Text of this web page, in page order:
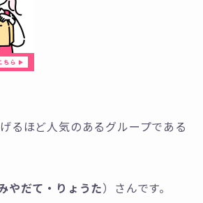
るほど人気のあるグループである
やだて・りょうた）さんです。